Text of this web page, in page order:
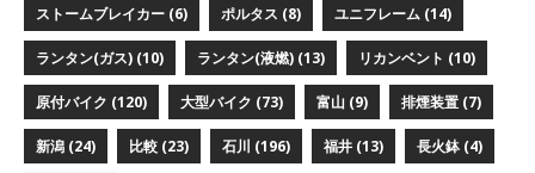
ストームブレイカー (6) ポルタス (8) ユニフレーム (14)
ランタン(ガス) (10) ランタン(液燃) (13) リカンベント (10)
原付バイク (120) 大型バイク (73) 富山 (9) 排煙装置 (7)
新潟 (24) 比較 (23) 石川 (196) 福井 (13) 長火鉢 (4)